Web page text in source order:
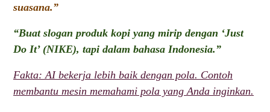
suasana.”
“Buat slogan produk kopi yang mirip dengan ‘Just
Do It’ (NIKE), tapi dalam bahasa Indonesia.”
Fakta: AI bekerja lebih baik dengan pola. Contoh
membantu mesin memahami pola yang Anda inginkan.